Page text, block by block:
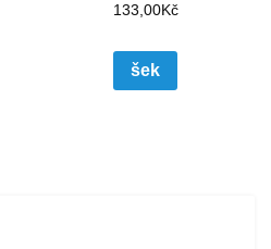
133,00Kč
šek